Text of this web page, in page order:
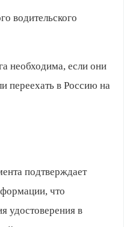
водительского
необходима, если они
переехать в Россию на
подтверждает
что
удостоверения в